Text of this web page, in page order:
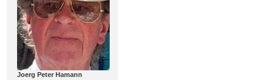
Joerg Peter Hamann